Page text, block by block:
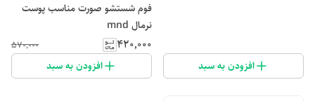
افزودن به سبد
فوم شستشو صورت مناسب پوست
نرمال mnd
۴۲۰٬۰۰۰ ۵۷۰٬۰۰۰
افزودن به سبد